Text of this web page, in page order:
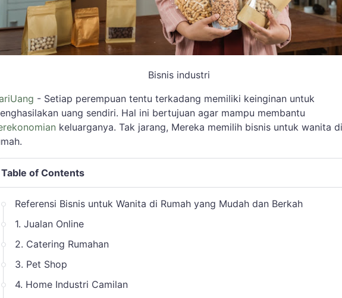
Bisnis industri
- Setiap perempuan tentu terkadang memiliki keinginan untuk
uang sendiri. Hal ini bertujuan agar mampu membantu
keluarganya. Tak jarang, Mereka memilih bisnis untuk wanita di
Table of Contents
Referensi Bisnis untuk Wanita di Rumah yang Mudah dan Berkah
1. Jualan Online
2. Catering Rumahan
3. Pet Shop
4. Home Industri Camilan